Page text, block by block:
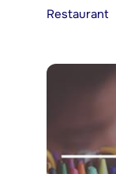
Restaurant